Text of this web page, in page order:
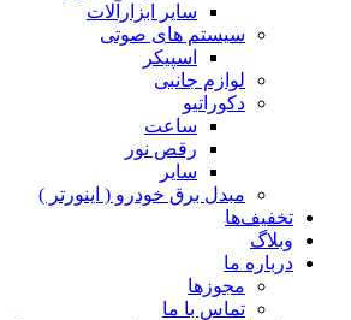
سایر ابزارآلات
سیستم های صوتی
اسپیکر
لوازم جانبی
دکوراتیو
ساعت
رقص نور
سایر
مبدل برق خودرو ( اینورتر )
تخفیف‌ها
وبلاگ
درباره ما
مجوزها
تماس با ما